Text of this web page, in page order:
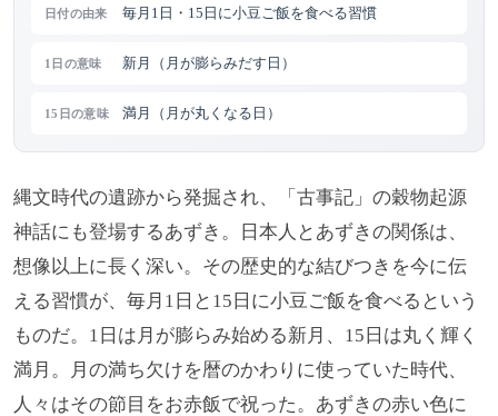
日付の由来 毎月1日・15日に小豆ご飯を食べる習慣
1日の意味 新月（月が膨らみだす日）
15日の意味 満月（月が丸くなる日）
縄文時代の遺跡から発掘され、「古事記」の穀物起源
神話にも登場するあずき。日本人とあずきの関係は、
想像以上に長く深い。その歴史的な結びつきを今に伝
える習慣が、毎月1日と15日に小豆ご飯を食べるという
ものだ。1日は月が膨らみ始める新月、15日は丸く輝く
満月。月の満ち欠けを暦のかわりに使っていた時代、
人々はその節目をお赤飯で祝った。あずきの赤い色に